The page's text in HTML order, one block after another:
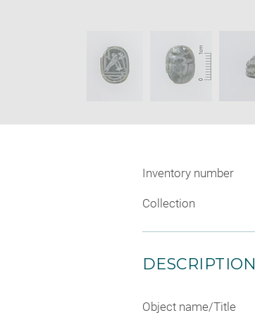
Inventory number
Collection
DESCRIPTION
Object name/Title